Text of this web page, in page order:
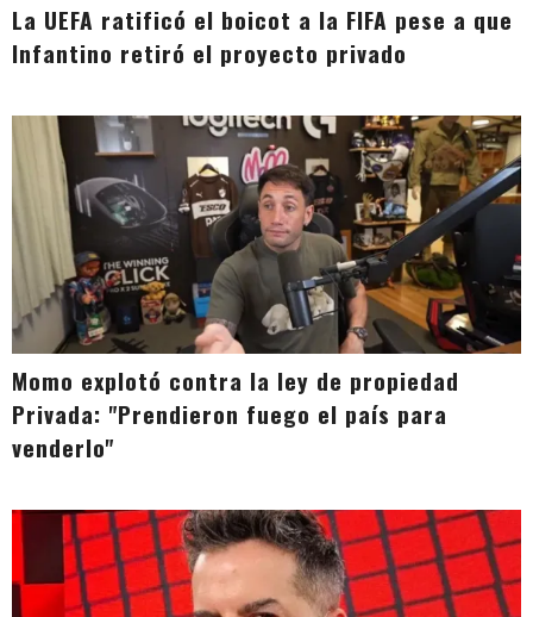
La UEFA ratificó el boicot a la FIFA pese a que
Infantino retiró el proyecto privado
Momo explotó contra la ley de propiedad
Privada: "Prendieron fuego el país para
venderlo"